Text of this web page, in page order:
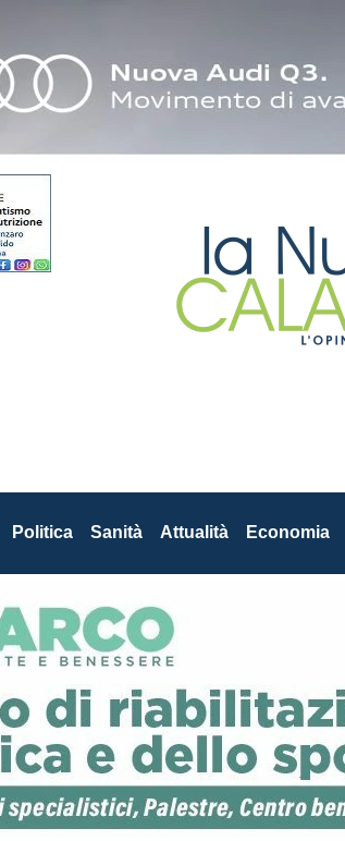
Politica Sanità Attualità Economia